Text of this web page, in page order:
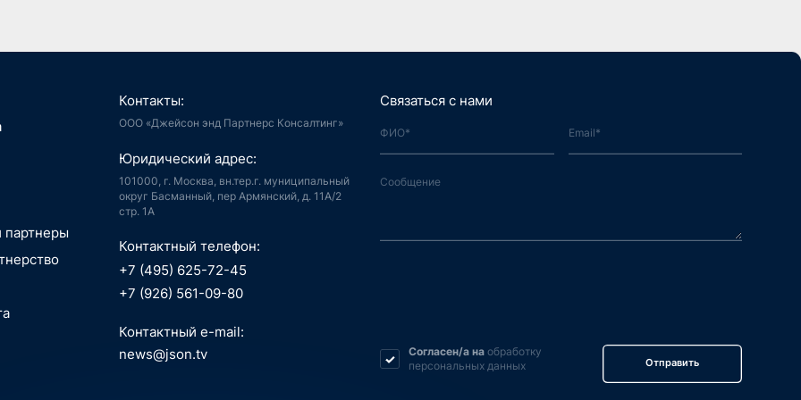
Интернет
LegalTech
данные,
4.0,
книги
АСУ ТП, IoT
3D
мотивация
БАС
город
3D
ИБ, КИИ
партнеры
Контакты:
ООО «Джейсон энд Партнерс Консалтинг»
Юридический адрес:
101000, г. Москва, вн.тер.г. муниципальный
округ Басманный, пер Армянский, д. 11А/2
стр. 1А
Контактный телефон:
+7 (495) 625-72-45
+7 (926) 561-09-80
Контактный e-mail:
news@json.tv
Связаться с нами
Согласен/а наобработку
персональных данных
Отправить